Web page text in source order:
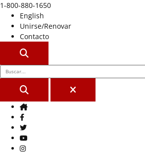
1-800-880-1650
English
Unirse/Renovar
Contacto
CERCA
Casa
Facebook
Gorjeo
YouTube
Instagram